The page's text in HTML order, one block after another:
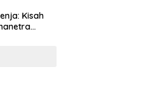
Kisah